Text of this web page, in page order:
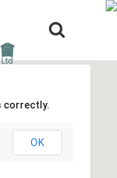
correctly.
OK